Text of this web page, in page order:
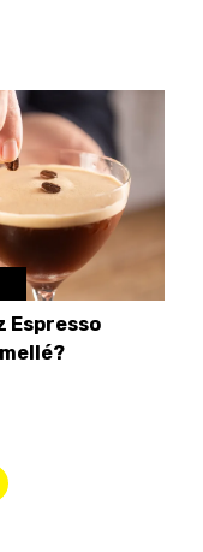
Espresso